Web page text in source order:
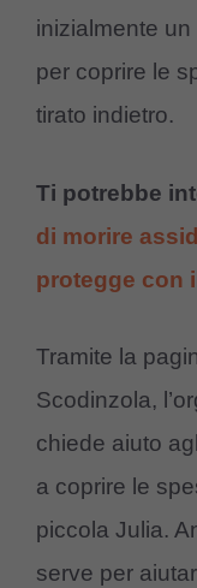
inizialmente
per coprire le
tirato indietro.
Ti potrebbe
di morire
protegge con
Tramite la
Scodinzola,
chiede aiuto
a coprire le
piccola Julia.
serve per